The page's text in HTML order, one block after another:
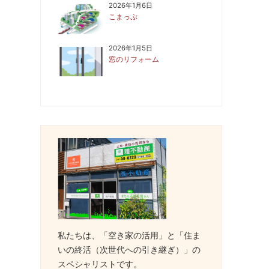
2026年1月6日
こまっぷ
2026年1月5日
窓のリフォーム
私たちは、「空き家の活用」と「住ま
いの終活（次世代への引き継ぎ）」の
スペシャリストです。